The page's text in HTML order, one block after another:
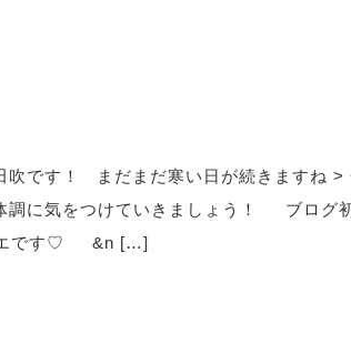
吹です！ まだまだ寒い日が続きますね >
調に気をつけていきましょう！ ブログ
エです♡ &n […]